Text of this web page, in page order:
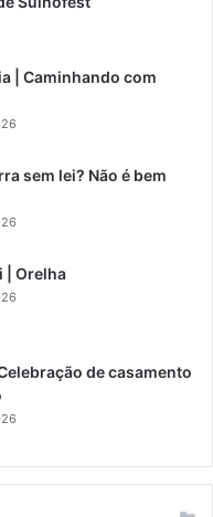
| Caminhando com
sem lei? Não é bem
| Orelha
de casamento